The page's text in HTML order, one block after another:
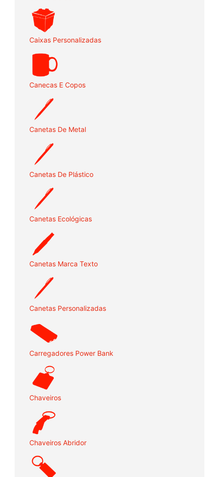
Caixas Personalizadas
Canecas E Copos
Canetas De Metal
Canetas De Plástico
Canetas Ecológicas
Canetas Marca Texto
Canetas Personalizadas
Carregadores Power Bank
Chaveiros
Chaveiros Abridor